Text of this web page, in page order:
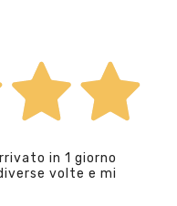
in 1 giorno
volte e mi